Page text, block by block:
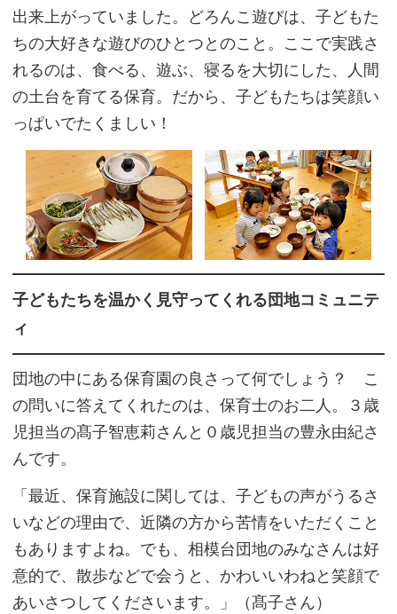
出来上がっていました。どろんこ遊びは、子どもた
ちの大好きな遊びのひとつとのこと。ここで実践さ
れるのは、食べる、遊ぶ、寝るを大切にした、人間
の土台を育てる保育。だから、子どもたちは笑顔い
っぱいでたくましい！
子どもたちを温かく見守ってくれる団地コミュニテ
ィ
団地の中にある保育園の良さって何でしょう？ こ
の問いに答えてくれたのは、保育士のお二人。３歳
児担当の髙子智恵莉さんと０歳児担当の豊永由紀さ
んです。
「最近、保育施設に関しては、子どもの声がうるさ
いなどの理由で、近隣の方から苦情をいただくこと
もありますよね。でも、相模台団地のみなさんは好
意的で、散歩などで会うと、かわいいわねと笑顔で
あいさつしてくださいます。」（髙子さん）